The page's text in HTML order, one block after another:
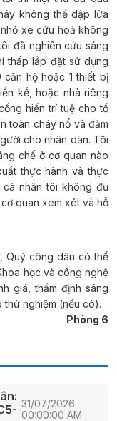
không thể dập lửa
xe cứu hoả không
đã nghiên cứu sáng
thấp lắp đặt sử dụng
hộ hoặc 1 thiết bị
kề, hoặc nhà riêng
hiến trí tuệ cho tổ
toàn cháy nổ và đảm
cho nhân dân. Tôi
chế ở cơ quan nào
thực hành và thực
nhân tôi không đủ
quan xem xét và hỗ
Quý công dân có thể
học và công nghệ
giá, thẩm định sáng
nghiệm (nếu có).
Phòng 6
-31/07/2026
00:00:00 AM